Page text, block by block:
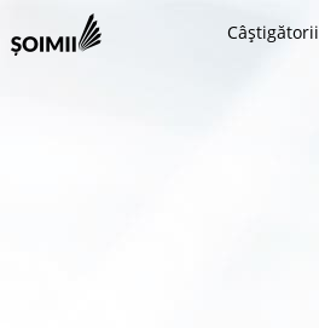
Câștigătorii